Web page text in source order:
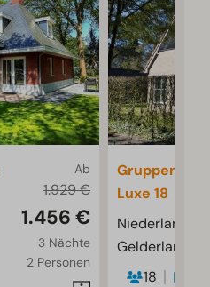
Ab
1.929 €
1.456 €
3 Nächte
2 Personen
Luxe 18
Niederlande,
Gelderland,
18